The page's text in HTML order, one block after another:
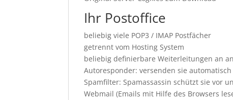
Ihr Postoffice
beliebig viele POP3 / IMAP Postfächer
getrennt vom Hosting System
beliebig definierbare Weiterleitungen an
Autoresponder: versenden sie
Spamfilter: Spamassassin schützt sie vor
Webmail (Emails mit Hilfe des Browsers